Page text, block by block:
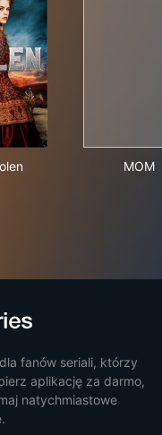
MOM
fanów seriali, którzy
aplikację za darmo,
natychmiastowe